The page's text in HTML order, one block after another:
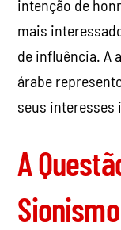
intenção de
mais
de influência. A
árabe
seus interesses
A
Sionismo